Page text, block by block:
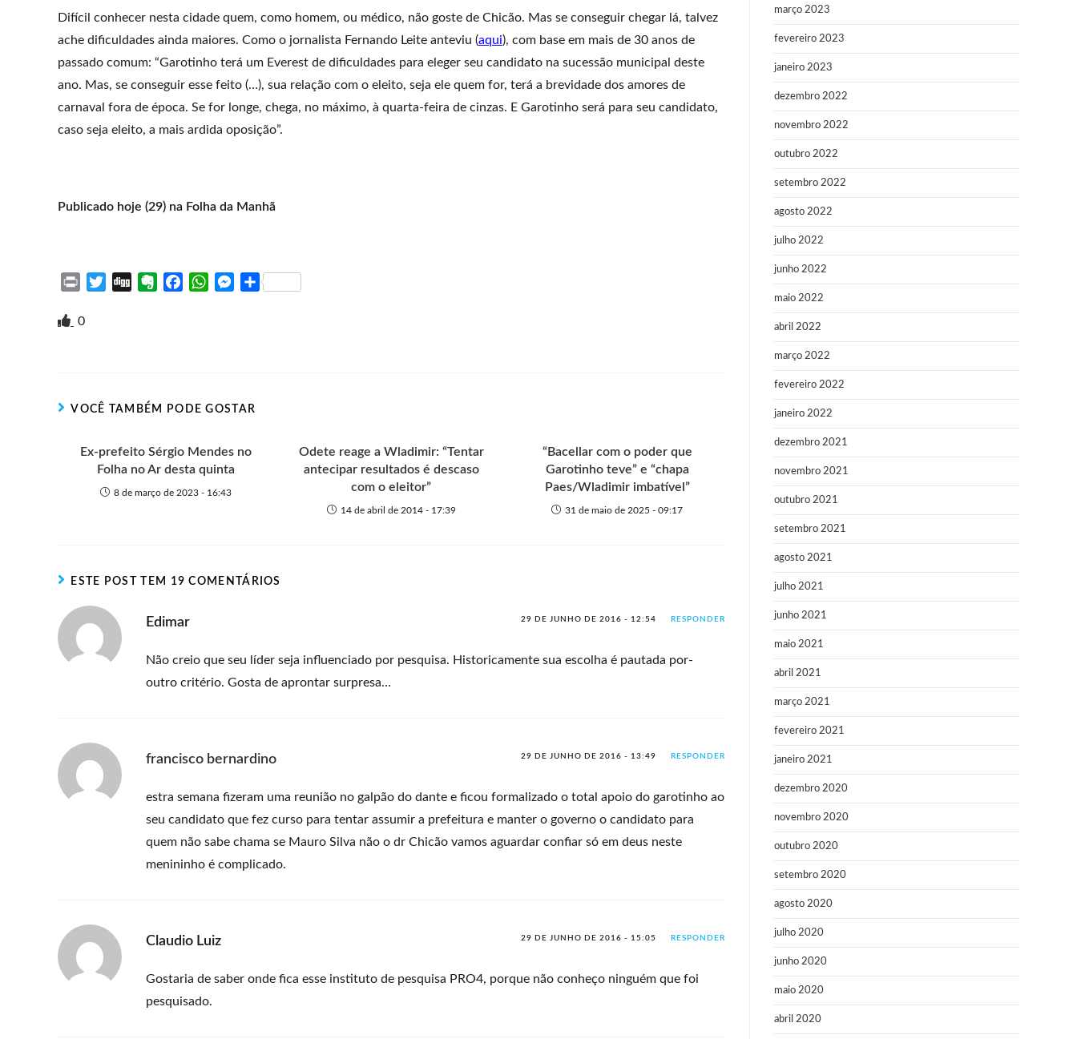
Difícil conhecer nesta cidade quem, como homem, ou médico, não goste de Chicão. Mas se conseguir chegar lá, talvez
ache dificuldades ainda maiores. Como o jornalista Fernando Leite anteviu (aqui), com base em mais de 30 anos de
passado comum: “Garotinho terá um Everest de dificuldades para eleger seu candidato na sucessão municipal deste
ano. Mas, se conseguir esse feito (…), sua relação com o eleito, seja ele quem for, terá a brevidade dos amores de
carnaval fora de época. Se for longe, chega, no máximo, à quarta-feira de cinzas. E Garotinho será para seu candidato,
caso seja eleito, a mais ardida oposição”.
Publicado hoje (29) na Folha da Manhã
i
e
k
W
p
M
e
S
0
VOCÊ TAMBÉM PODE GOSTAR
Ex-prefeito Sérgio Mendes no
Folha no Ar desta quinta
8 de março de 2023 - 16:43
Odete reage a Wladimir: “Tentar
antecipar resultados é descaso
com o eleitor”
14 de abril de 2014 - 17:39
“Bacellar com o poder que
Garotinho teve” e “chapa
Paes/Wladimir imbatível”
31 de maio de 2025 - 09:17
ESTE POST TEM 19 COMENTÁRIOS
Edimar 29 DE JUNHO DE 2016 - 12:54 RESPONDER
Não creio que seu líder seja influenciado por pesquisa. Historicamente sua escolha é pautada por-
outro critério. Gosta de aprontar surpresa…
francisco bernardino 29 DE JUNHO DE 2016 - 13:49 RESPONDER
estra semana fizeram uma reunião no galpão do dante e ficou formalizado o total apoio do garotinho ao
seu candidato que fez curso para tentar assumir a prefeitura e manter o governo o candidato para
quem não sabe chama se Mauro Silva não o dr Chicão vamos aguardar confiar só em deus neste
menininho é complicado.
Claudio Luiz 29 DE JUNHO DE 2016 - 15:05 RESPONDER
Gostaria de saber onde fica esse instituto de pesquisa PRO4, porque não conheço ninguém que foi
pesquisado.
março 2023
fevereiro 2023
janeiro 2023
dezembro 2022
novembro 2022
outubro 2022
setembro 2022
agosto 2022
julho 2022
junho 2022
maio 2022
abril 2022
março 2022
fevereiro 2022
janeiro 2022
dezembro 2021
novembro 2021
outubro 2021
setembro 2021
agosto 2021
julho 2021
junho 2021
maio 2021
abril 2021
março 2021
fevereiro 2021
janeiro 2021
dezembro 2020
novembro 2020
outubro 2020
setembro 2020
agosto 2020
julho 2020
junho 2020
maio 2020
abril 2020